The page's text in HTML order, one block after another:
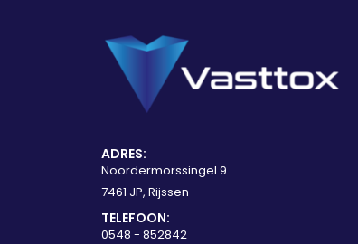
ADRES:
Noordermorssingel 9
7461 JP, Rijssen
TELEFOON:
0548 - 852842